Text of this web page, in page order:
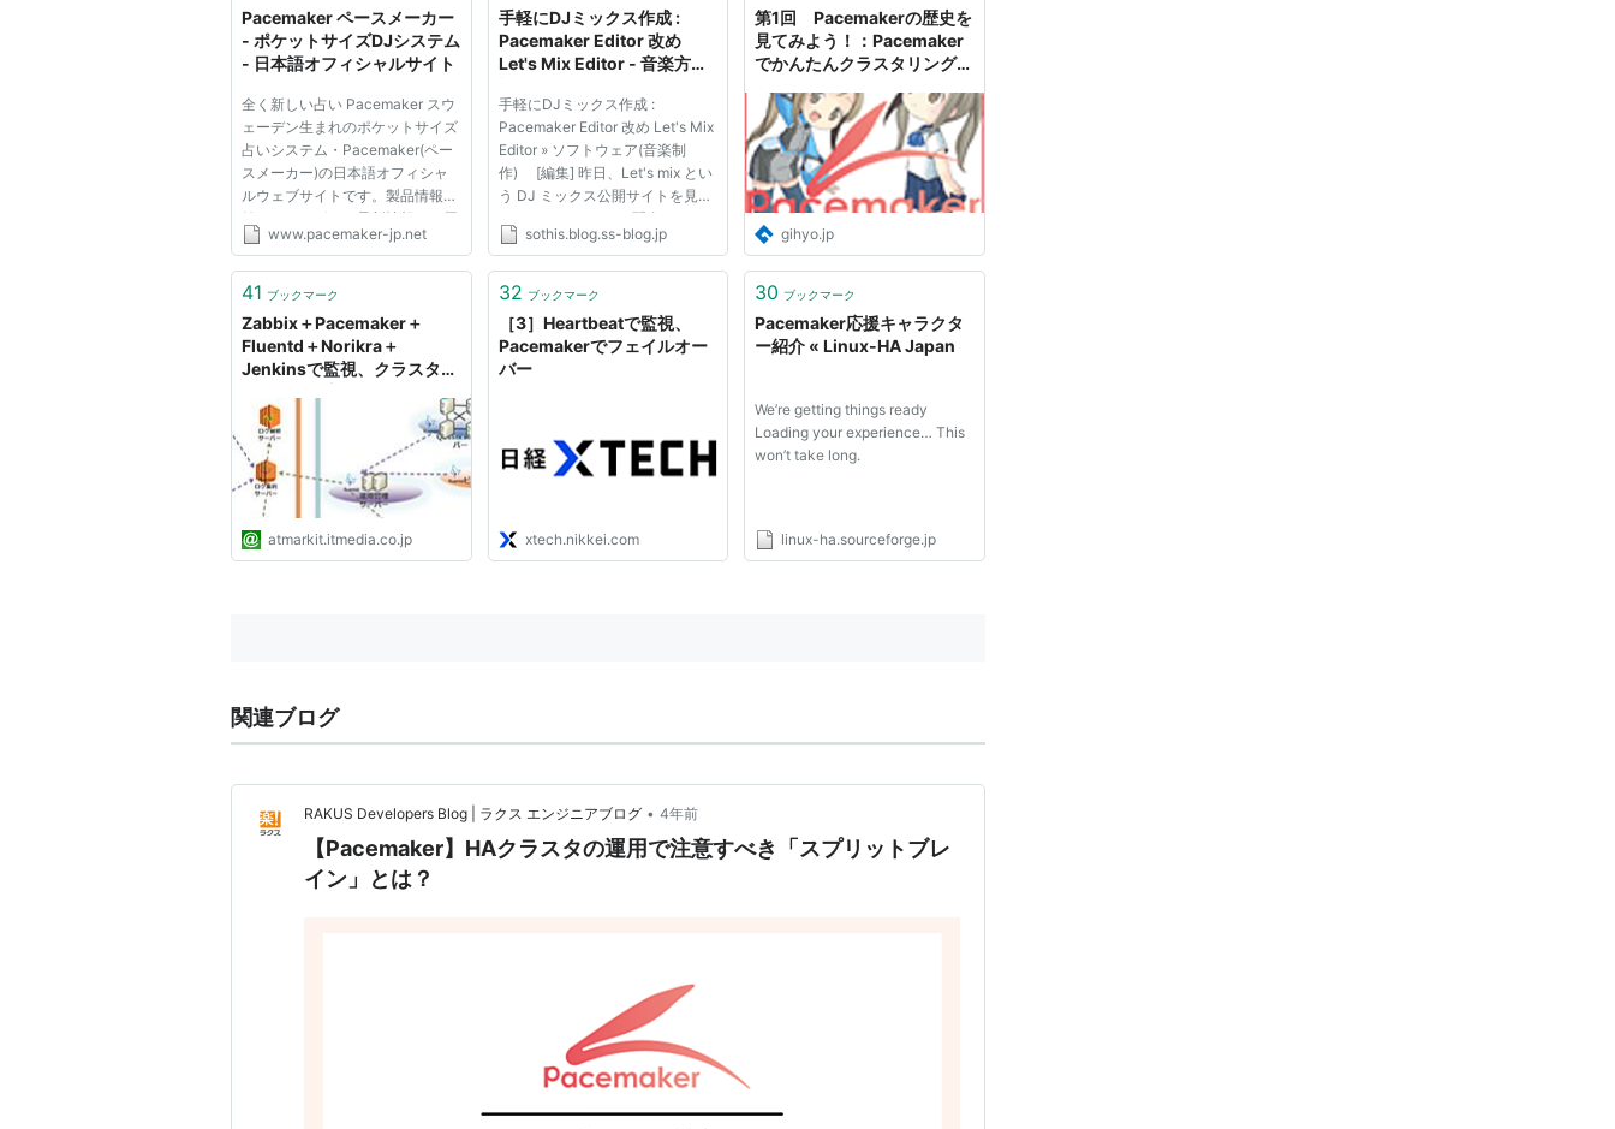
forward-thinking music o...
legal a...
Pacemaker ペースメーカー
- ポケットサイズDJシステム
- 日本語オフィシャルサイト
全く新しい占い Pacemaker スウ
ェーデン生まれのポケットサイズ
占いシステム・Pacemaker(ペー
スメーカー)の日本語オフィシャ
ルウェブサイトです。製品情報を
始め、さまざまな最新情報をお届
けします。 そのためのノウハウ
多くあります。 こうした二面性
雰囲...
www.pacemaker-jp.net
手軽にDJミックス作成 :
Pacemaker Editor 改め
Let's Mix Editor - 音楽方丈
手軽にDJミックス作成 :
Pacemaker Editor 改め Let's Mix
Editor » ソフトウェア(音楽制
作) [編集] 昨日、Let's mix とい
う DJ ミックス公開サイトを見つ
けました。 フリーで配布されて
いる DJ ミックス編集ソフト
クスをアップロードして公開した
ク...
sothis.blog.ss-blog.jp
第1回 Pacemakerの歴史を
見てみよう！：Pacemaker
でかんたんクラスタリング体
技術評論社
gihyo.jp
41 ブックマーク
Zabbix＋Pacemaker＋
Fluentd＋Norikra＋
Jenkinsで監視、クラスタリ
クアップ
atmarkit.itmedia.co.jp
32 ブックマーク
［3］Heartbeatで監視、
Pacemakerでフェイルオー
バー
xtech.nikkei.com
30 ブックマーク
Pacemaker応援キャラクタ
ー紹介 « Linux-HA Japan
We’re getting things ready
Loading your experience… This
won’t take long.
linux-ha.sourceforge.jp
関連ブログ
RAKUS Developers Blog | ラクス エンジニアブログ • 4年前
【Pacemaker】HAクラスタの運用で注意すべき「スプリットブレ
イン」とは？